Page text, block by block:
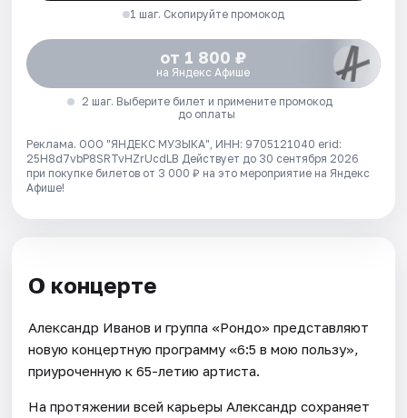
1 шаг. Скопируйте промокод
от 1 800 ₽
на Яндекс Афише
2 шаг. Выберите билет и примените промокод
до оплаты
Реклама. ООО "ЯНДЕКС МУЗЫКА", ИНН: 9705121040 erid:
25H8d7vbP8SRTvHZrUcdLB Действует до 30 сентября 2026
при покупке билетов от 3 000 ₽ на это мероприятие на Яндекс
Афише!
О концерте
Александр Иванов и группа «Рондо» представляют
новую концертную программу «6:5 в мою пользу»,
приуроченную к 65-летию артиста.
На протяжении всей карьеры Александр сохраняет